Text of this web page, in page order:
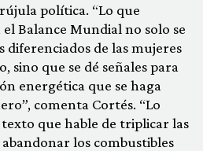
política. “Lo que
Balance Mundial no solo se
diferenciados de las mujeres
sino que se dé señales para
energética que se haga
comenta Cortés. “Lo
que hable de triplicar las
los combustibles